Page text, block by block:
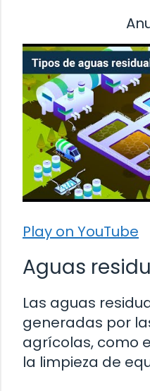
Play on YouTube
Aguas
Las aguas
generadas por
agrícolas, como
la limpieza de